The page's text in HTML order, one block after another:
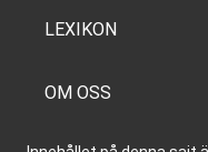
LEXIKON
OM OSS